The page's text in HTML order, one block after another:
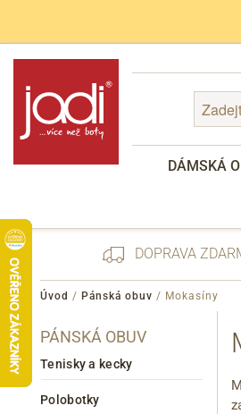
DÁMSKÁ
Zapomenuté
DOPRAVA
Úvod / Pánská obuv / Mokasíny
PÁNSKÁ OBUV
Tenisky a kecky
Polobotky